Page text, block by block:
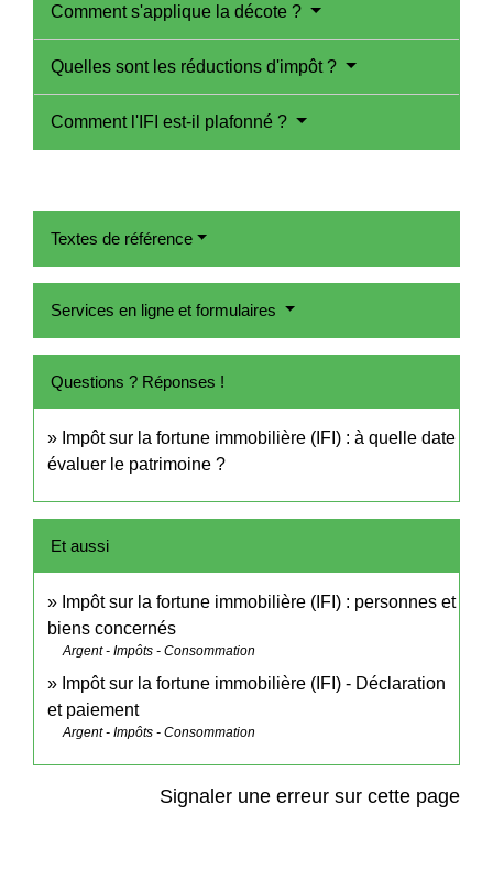
Comment s'applique la décote ?
Quelles sont les réductions d'impôt ?
Comment l'IFI est-il plafonné ?
Textes de référence
Services en ligne et formulaires
Questions ? Réponses !
Impôt sur la fortune immobilière (IFI) : à quelle date
évaluer le patrimoine ?
Et aussi
Impôt sur la fortune immobilière (IFI) : personnes et
biens concernés
Argent - Impôts - Consommation
Impôt sur la fortune immobilière (IFI) - Déclaration
et paiement
Argent - Impôts - Consommation
Signaler une erreur sur cette page